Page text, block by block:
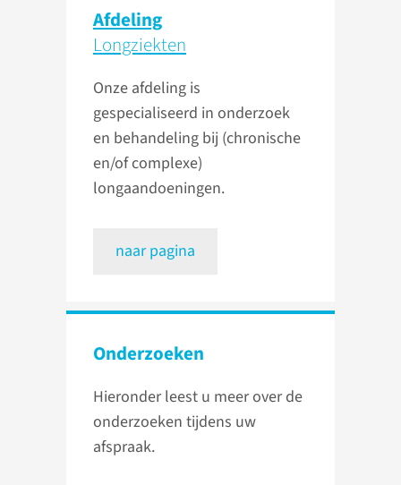
Afdeling
Longziekten
Onze afdeling is
gespecialiseerd in onderzoek
en behandeling bij (chronische
en/of complexe)
longaandoeningen.
naar pagina
Onderzoeken
Hieronder leest u meer over de
onderzoeken tijdens uw
afspraak.